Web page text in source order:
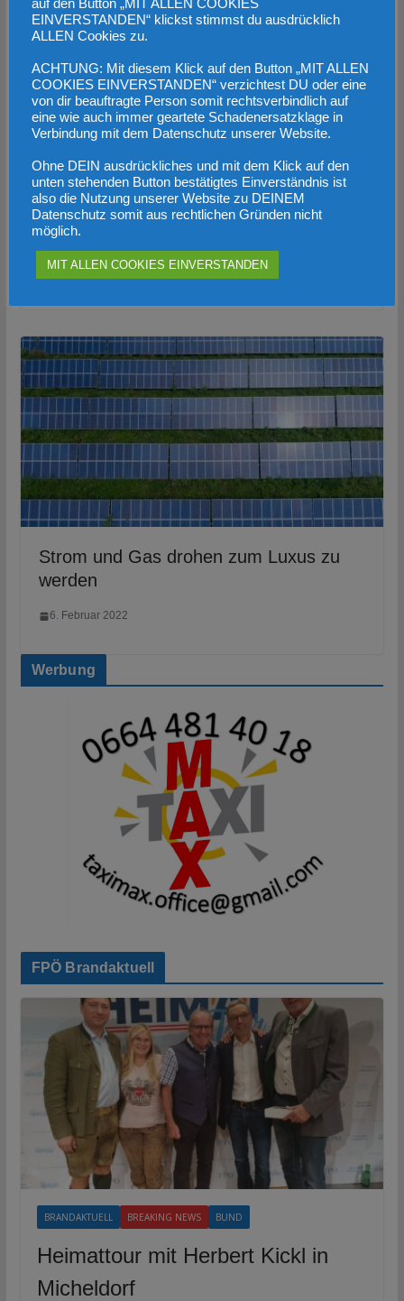
Sozialbereich: Pflege als Schwerpunkt
6. Februar 2022
Strom und Gas drohen zum Luxus zu
werden
6. Februar 2022
Werbung
FPÖ Brandaktuell
BRANDAKTUELL BREAKING NEWS BUND
Heimattour mit Herbert Kickl in
Micheldorf
auf den Button „MIT ALLEN COOKIES
EINVERSTANDEN“ klickst stimmst du ausdrücklich
ALLEN Cookies zu.
ACHTUNG: Mit diesem Klick auf den Button „MIT ALLEN
COOKIES EINVERSTANDEN“ verzichtest DU oder eine
von dir beauftragte Person somit rechtsverbindlich auf
eine wie auch immer geartete Schadenersatzklage in
Verbindung mit dem Datenschutz unserer Website.
Ohne DEIN ausdrückliches und mit dem Klick auf den
unten stehenden Button bestätigtes Einverständnis ist
also die Nutzung unserer Website zu DEINEM
Datenschutz somit aus rechtlichen Gründen nicht
möglich.
MIT ALLEN COOKIES EINVERSTANDEN